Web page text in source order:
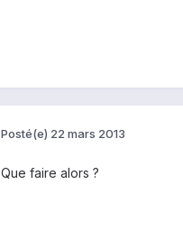
Posté(e) 22 mars 2013
Que faire alors ?